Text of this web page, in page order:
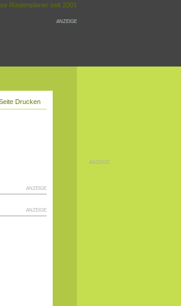
Routenplaner seit 2001
ANZEIGE
ANZEIGE
Drucken
ANZEIGE
ANZEIGE